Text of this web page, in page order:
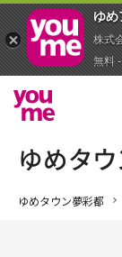
ゆめタウン夢彩都
ゆめ
株式
無料